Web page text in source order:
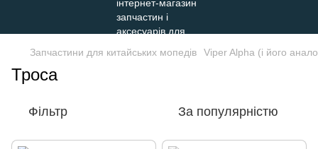
Запчастини для китайських мопедів Viper Alpha (і його
Троса
Фільтр За популярністю